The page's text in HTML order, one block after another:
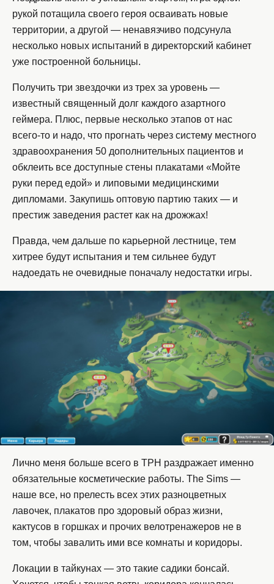
рукой потащила своего героя осваивать новые
территории, а другой — ненавязчиво подсунула
несколько новых испытаний в директорский кабинет
уже построенной больницы.
Получить три звездочки из трех за уровень —
известный священный долг каждого азартного
геймера. Плюс, первые несколько этапов от нас
всего-то и надо, что прогнать через систему местного
здравоохранения 50 дополнительных пациентов и
обклеить все доступные стены плакатами «Мойте
руки перед едой» и липовыми медицинскими
дипломами. Закупишь оптовую партию таких — и
престиж заведения растет как на дрожжах!
Правда, чем дальше по карьерной лестнице, тем
хитрее будут испытания и тем сильнее будут
надоедать не очевидные поначалу недостатки игры.
Лично меня больше всего в TPH раздражает именно
обязательные косметические работы. The Sims —
наше все, но прелесть всех этих разноцветных
лавочек, плакатов про здоровый образ жизни,
кактусов в горшках и прочих велотренажеров не в
том, чтобы завалить ими все комнаты и коридоры.
Локации в тайкунах — это такие садики бонсай.